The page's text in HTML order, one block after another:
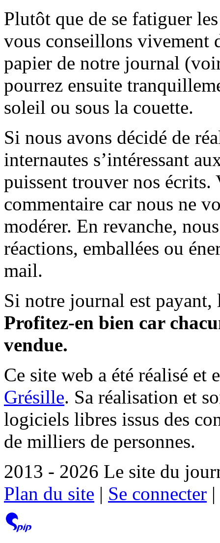
Plutôt que de se fatiguer
vous conseillons vivement
papier de notre journal
pourrez ensuite
soleil ou sous la couette.
Si nous avons décidé de
internautes s’intéressant
puissent trouver nos écrits.
commentaire car nous ne
modérer. En revanche,
réactions, emballées ou
mail.
Si notre journal est payant,
Profitez-en bien car
vendue.
Ce site web a été réalisé et
Grésille. Sa réalisation et
logiciels libres issus des
de milliers de personnes.
2013 - 2026 Le site du
Plan du site | Se connecter |